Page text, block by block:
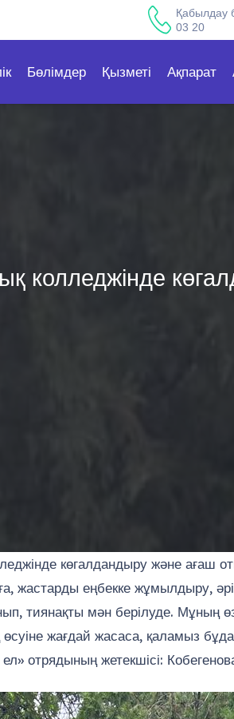
Қабылдау
03 20
Бөлімдер Қызметі Ақпарат
колледжінде
көгалдандыру және ағаш
жастарды еңбекке жұмылдыру,
тиянақты мән берілуде.
жағдай жасаса, қаламыз
отрядының жетекшісі: